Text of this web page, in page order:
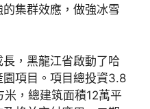
集群效應，做強冰雪
，黑龍江省啟動了哈
項目。項目總投資3.8
，總建筑面積12萬平